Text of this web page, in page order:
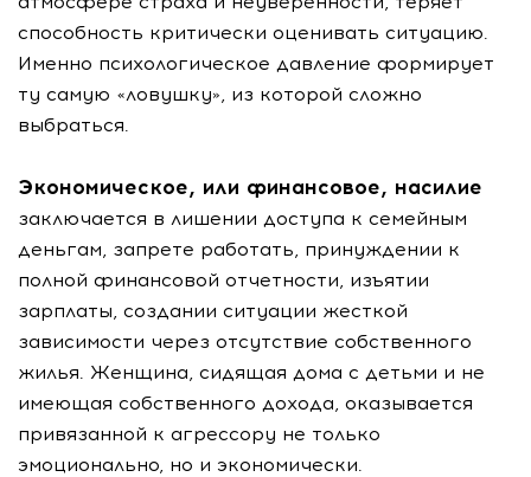
способность критически оценивать ситуацию.
Именно психологическое давление формирует
ту самую «ловушку», из которой сложно
выбраться.
Экономическое, или финансовое, насилие
заключается в лишении доступа к семейным
деньгам, запрете работать, принуждении к
полной финансовой отчетности, изъятии
зарплаты, создании ситуации жесткой
зависимости через отсутствие собственного
жилья. Женщина, сидящая дома с детьми и не
имеющая собственного дохода, оказывается
привязанной к агрессору не только
эмоционально, но и экономически.